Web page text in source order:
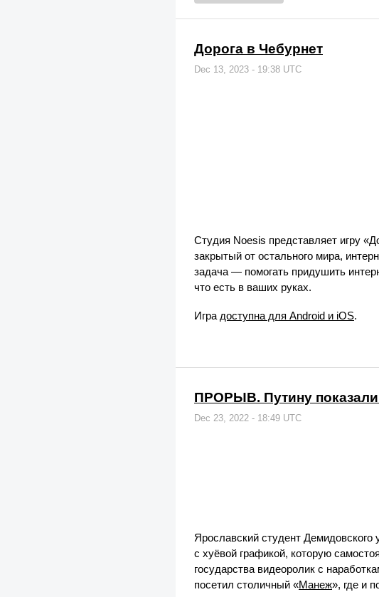
Дорога в Чебурнет
Dec 13, 2023 - 19:38 UTC
Студия Noesis представляет игру
закрытый от остального мира,
задача — помогать придушить
что есть в ваших руках.
Игра доступна для Android и iOS.
ПРОРЫВ. Путину показали
Dec 23, 2022 - 18:49 UTC
Ярославский студент Демидовского
с хуёвой графикой, которую
государства видеоролик с
посетил столичный «Манеж», где и